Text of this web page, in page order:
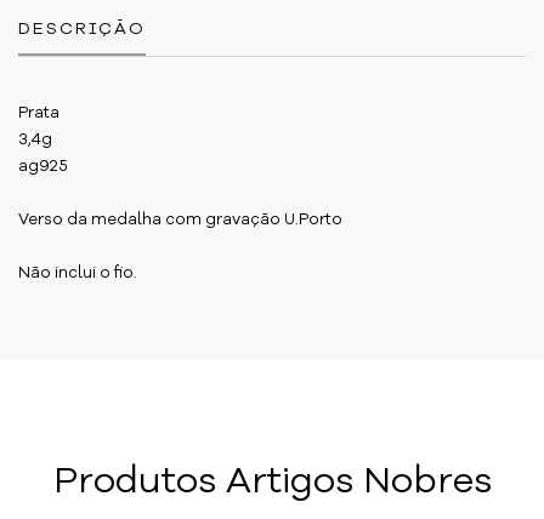
DESCRIÇÃO
Prata
3,4g
ag925
Verso da medalha com gravação U.Porto
Não inclui o fio.
Produtos Artigos Nobres